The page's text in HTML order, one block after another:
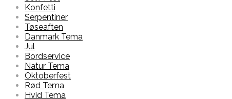
Konfetti
Serpentiner
Tøseaften
Danmark Tema
Jul
Bordservice
Natur Tema
Oktoberfest
Rød Tema
Hvid Tema